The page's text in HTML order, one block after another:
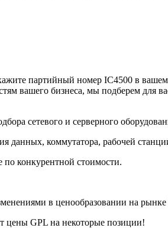
партийный номер IC4500 в вашем
вашего бизнеса, мы подберем для
сетевого и серверного
данных, коммутатора, рабочей
конкурентной стоимости.
в ценообразовании на рынке
цены GPL на некоторые позиции!